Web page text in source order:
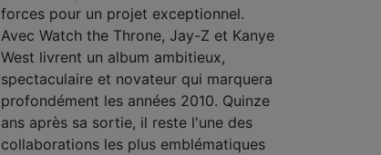
forces pour un projet exceptionnel.
Avec Watch the Throne, Jay-Z et Kanye
West livrent un album ambitieux,
spectaculaire et novateur qui marquera
profondément les années 2010. Quinze
ans après sa sortie, il reste l'une des
collaborations les plus emblématiques